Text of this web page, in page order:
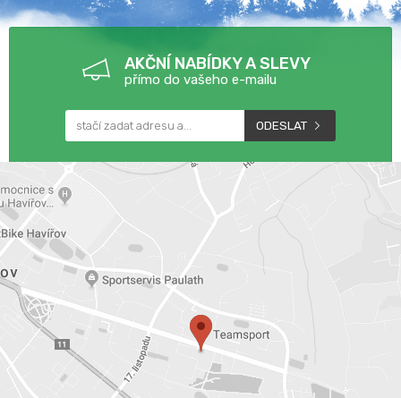
AKČNÍ NABÍDKY A SLEVY
přímo do vašeho e-mailu
ODESLAT